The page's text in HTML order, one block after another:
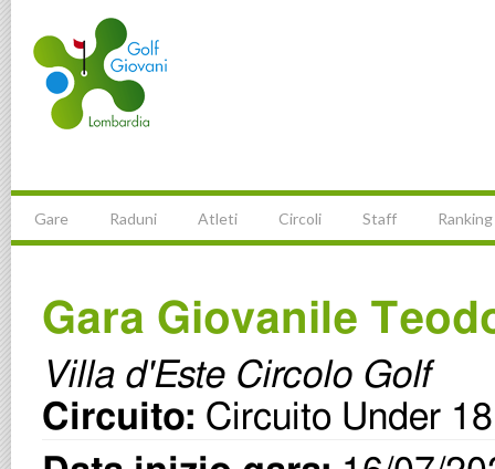
Gare Raduni Atleti Circoli Staff Ranking